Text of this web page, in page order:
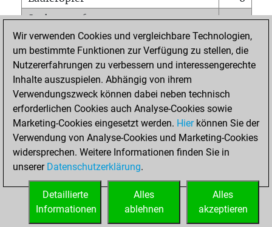
Springeropfer
0
Bauernopfer
0
Matt auf vollem Brett
0
Bauer setzt Matt
Erstickte Matts
Unterverwandlungen
0
Türme auf der siebten
0
STARTSEITE
Wir verwenden Cookies und vergleichbare Technologien,
um bestimmte Funktionen zur Verfügung zu stellen, die
Nutzererfahrungen zu verbessern und interessengerechte
Inhalte auszuspielen. Abhängig von ihrem
Verwendungszweck können dabei neben technisch
erforderlichen Cookies auch Analyse-Cookies sowie
Marketing-Cookies eingesetzt werden. Hierkönnen Sie der
Verwendung von Analyse-Cookies und Marketing-Cookies
widersprechen. Weitere Informationen finden Sie in
unserer Datenschutzerklärung.
Alles
akzeptieren
Alles
ablehnen
Detaillierte
Informationen